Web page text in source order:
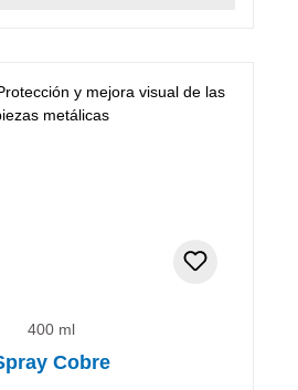
400 ml
Cobre